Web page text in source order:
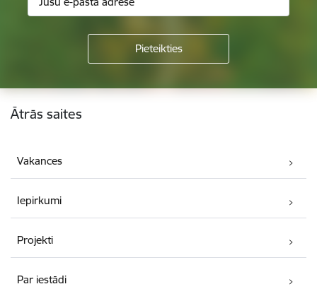
Kājene
Ātrās saites
Vakances
Iepirkumi
Projekti
Par iestādi